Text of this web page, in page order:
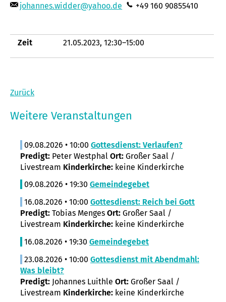
johannes.widder@yahoo.de
+49 160 90855410
Zeit 21.05.2023, 12:30–15:00
Zurück
Weitere Veranstaltungen
09.08.2026 • 10:00 Gottesdienst: Verlaufen?
Predigt: Peter Westphal Ort: Großer Saal /
Livestream Kinderkirche: keine Kinderkirche
09.08.2026 • 19:30 Gemeindegebet
16.08.2026 • 10:00 Gottesdienst: Reich bei Gott
Predigt: Tobias Menges Ort: Großer Saal /
Livestream Kinderkirche: keine Kinderkirche
16.08.2026 • 19:30 Gemeindegebet
23.08.2026 • 10:00 Gottesdienst mit Abendmahl:
Was bleibt?
Predigt: Johannes Luithle Ort: Großer Saal /
Livestream Kinderkirche: keine Kinderkirche